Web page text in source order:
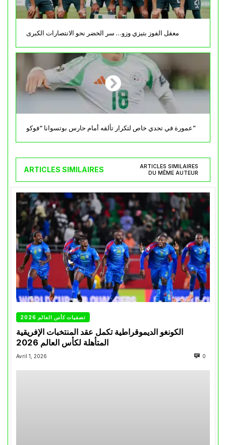
معقل الفوز بتيزي وزو… سر الخضر نحو الانتصارات الكبرى
عمورة في تحدي خاص لتكرار تألقه أمام حارس بوتسوانا “فوكو”
ARTICLES SIMILAIRES
ARTICLES SIMILAIRES
DU MÊME AUTEUR
تصفيات كأس العالم 2026
الكونغو الديموقراطية تكمل عقد المنتخبات الإفريقية
المتأهلة لكأس العالم 2026
Avril 1, 2026 0